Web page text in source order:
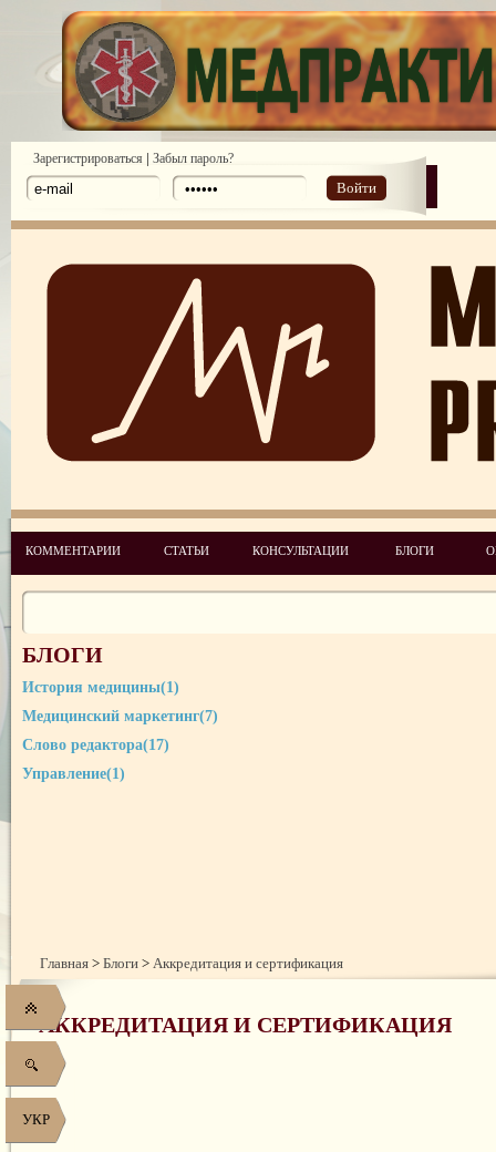
УКР
Зарегистрироваться | Забыл пароль?
Войти
КОММЕНТАРИИ СТАТЬИ КОНСУЛЬТАЦИИ БЛОГИ
БЛОГИ
История медицины(1)
Медицинский маркетинг(7)
Слово редактора(17)
Управление(1)
Главная > Блоги > Аккредитация и сертификация
АККРЕДИТАЦИЯ И СЕРТИФИКАЦИЯ